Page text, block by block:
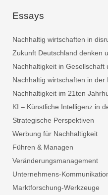
Essays
Nachhaltig wirtschaften in
Zukunft Deutschland denken
Nachhaltigkeit in Gesellschaft
Nachhaltig wirtschaften in der
Nachhaltigkeit im 21ten
KI – Künstliche Intelligenz in
Strategische Perspektiven
Werbung für Nachhaltigkeit
Führen & Managen
Veränderungsmanagement
Unternehmens-
Marktforschung-Werkzeuge